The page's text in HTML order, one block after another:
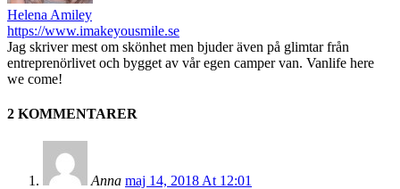
Helena Amiley
https://www.imakeyousmile.se
Jag skriver mest om skönhet men bjuder även på glimtar från
entreprenörlivet och bygget av vår egen camper van. Vanlife here
we come!
2 KOMMENTARER
Anna maj 14, 2018 At 12:01